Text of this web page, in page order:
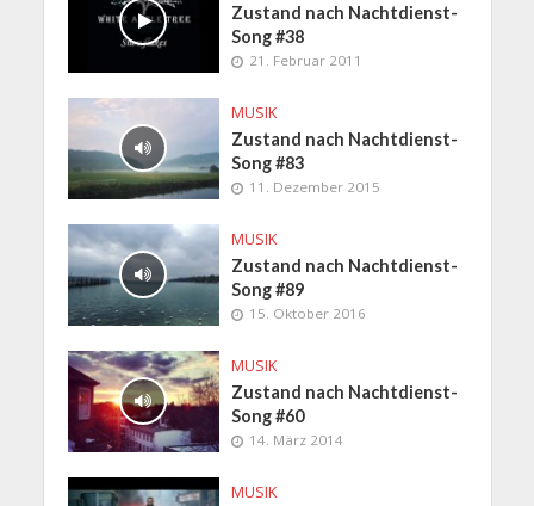
Zustand nach Nachtdienst-
Song #38
21. Februar 2011
MUSIK
Zustand nach Nachtdienst-
Song #83
11. Dezember 2015
MUSIK
Zustand nach Nachtdienst-
Song #89
15. Oktober 2016
MUSIK
Zustand nach Nachtdienst-
Song #60
14. März 2014
MUSIK